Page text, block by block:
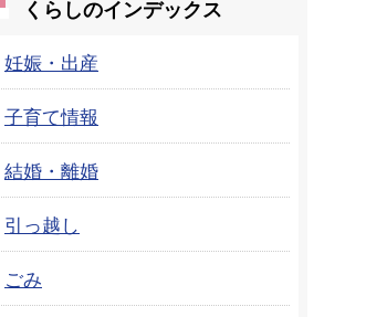
くらしのインデックス
妊娠・出産
子育て情報
結婚・離婚
引っ越し
ごみ